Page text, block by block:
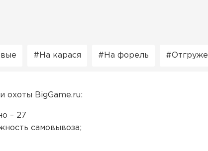
На карася На форель
охоты BigGame.ru:
– 27
самовывоза;